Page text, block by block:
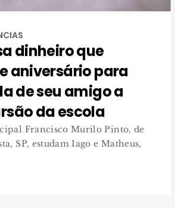
dinheiro que
aniversário para
de seu amigo a
da escola
Francisco Murilo Pinto, de
SP, estudam Iago e Matheus,